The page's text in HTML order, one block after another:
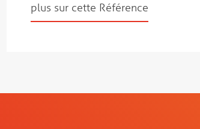
plus sur cette Référence